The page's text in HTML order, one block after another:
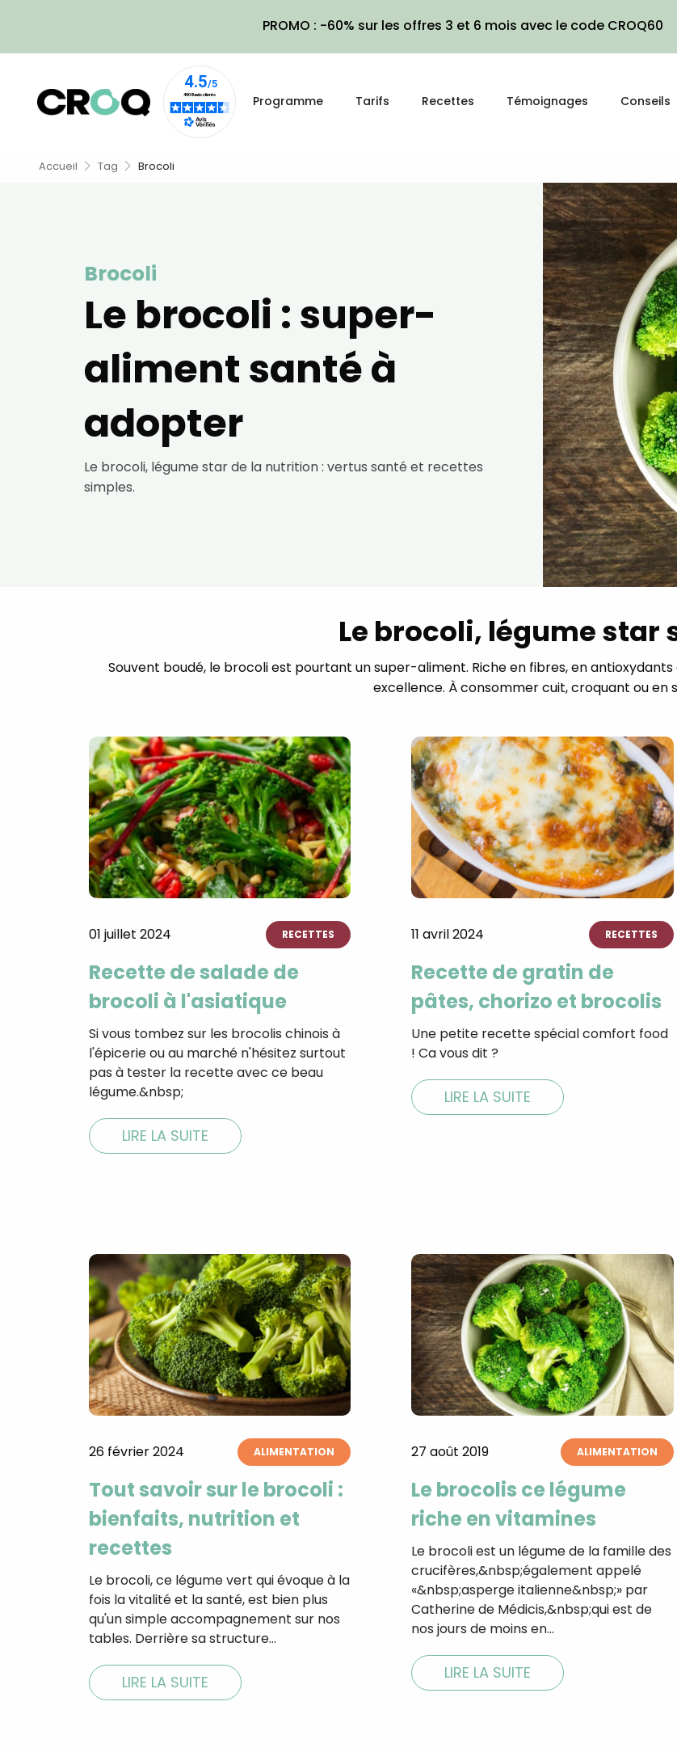
PROMO : -60% sur les offres 3 et 6 mois avec le code CROQ60
Programme Tarifs Recettes Témoignages Conseils
Accueil Tag Brocoli
Brocoli
Le brocoli : super-
aliment santé à
adopter
Le brocoli, légume star de la nutrition : vertus santé et recettes
simples.
Le brocoli, légume star
Souvent boudé, le brocoli est pourtant un super-aliment. Riche en fibres, en
excellence. À consommer cuit, croquant ou en
01 juillet 2024 RECETTES
Recette de salade de
brocoli à l'asiatique
Si vous tombez sur les brocolis chinois à
l'épicerie ou au marché n'hésitez surtout
pas à tester la recette avec ce beau
légume.&nbsp;
LIRE LA SUITE
11 avril 2024 RECETTES
Recette de gratin de
pâtes, chorizo et brocolis
Une petite recette spécial comfort food
!⁣ Ca vous dit ?
LIRE LA SUITE
26 février 2024 ALIMENTATION
Tout savoir sur le brocoli :
bienfaits, nutrition et
recettes
Le brocoli, ce légume vert qui évoque à la
fois la vitalité et la santé, est bien plus
qu'un simple accompagnement sur nos
tables. Derrière sa structure…
LIRE LA SUITE
27 août 2019 ALIMENTATION
Le brocolis ce légume
riche en vitamines
Le brocoli est un légume de la famille des
crucifères,&nbsp;également appelé
«&nbsp;asperge italienne&nbsp;» par
Catherine de Médicis,&nbsp;qui est de
nos jours de moins en…
LIRE LA SUITE
Recevez
recettes
!
Ainsi que la newsletter
performances des
pourrons savoir si vous
l'heure à laquelle vous le
des informations sur le
utilisez. Pour en savoir
voir notrepolitique de
Je reçois mon cadeau
Votre adresse email sera utilisée par Digital
envoyer votre newsletter contenant des
exercer vos droits, prenez connaissance de
Confidentialité